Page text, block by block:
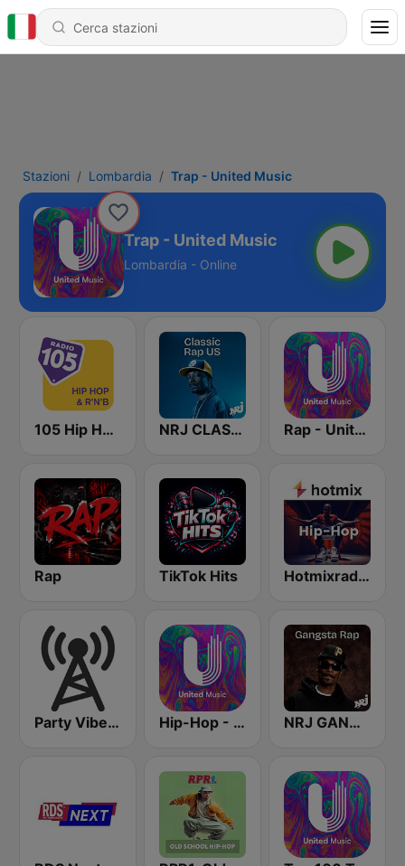
Stazioni Lombardia Trap - United Music
Trap - United Music
Lombardia - Online
105 Hip Hop & R&B NRJ CLASSIC RAP US Rap - United Music
Rap TikTok Hits Hotmixradio Hip Hop
Party Vibe: Rap, Hip Hop, Trap, Dubstep Hip-Hop - United Music NRJ GANGSTA RAP